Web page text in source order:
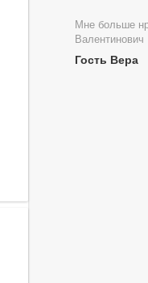
Мне больше
Валентинович
Гость Вера